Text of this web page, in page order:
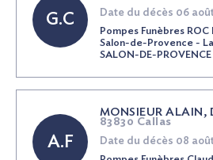
G.C
Date du décès 06
Pompes Funèbres ROC
Salon-de-Provence -
SALON-DE-PROVENCE
A.F
MONSIEUR ALAIN,
83830 Callas
Date du décès 08